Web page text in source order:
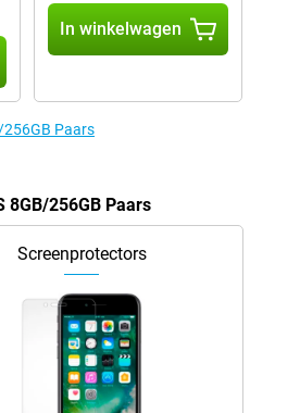
In winkelwagen
256GB Paars
8GB/256GB Paars
Screenprotectors